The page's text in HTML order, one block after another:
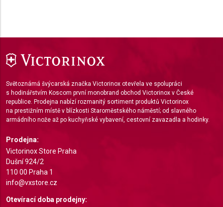
Světoznámá švýcarská značka Victorinox otevřela ve spolupráci
s hodinářstvím Koscom první monobrand obchod Victorinox v České
republice. Prodejna nabízí rozmanitý sortiment produktů Victorinox
na prestižním místě v blízkosti Staroměstského náměstí; od slavného
armádního nože až po kuchyňské vybavení, cestovní zavazadla a hodinky.
Prodejna:
Victorinox Store Praha
Dušní 924/2
110 00 Praha 1
info@vxstore.cz
Otevírací doba prodejny:
Understand audiences through statistics or
Develop and improve services
Use limited data to select content
Use precise geolocation data
Identify devices based on information actively
requested